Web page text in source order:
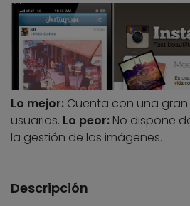
Lo mejor: Cuenta con una
usuarios. Lo peor: No dispone
la gestión de las imágenes.
Descripción